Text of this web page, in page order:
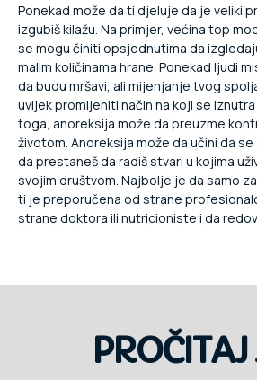
Ponekad može da ti djeluje da je veliki
izgubiš kilažu. Na primjer, većina top
se mogu činiti opsjednutima da
malim količinama hrane. Ponekad ljudi
da budu mršavi, ali mijenjanje tvog
uvijek promijeniti način na koji se
toga, anoreksija može da preuzme
životom. Anoreksija može da učini da
da prestaneš da radiš stvari u kojima
svojim društvom. Najbolje je da samo
ti je preporučena od strane
strane doktora ili nutricioniste i da
PROČITAJ